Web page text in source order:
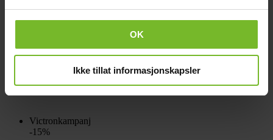
OK
Ikke tillat informasjonskapsler
Tidigare pris:79,-
Victronkampanj
-15%